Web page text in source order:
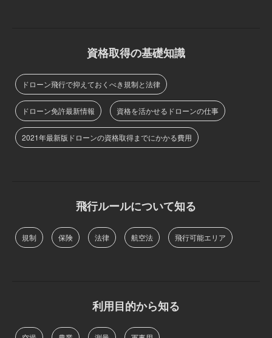
資格取得の基礎知識
ドローン飛行で抑えておくべき規制と法律
ドローン免許最新情報 資格を活かせるドローンの仕事
2021年最新版ドローンの資格取得までにかかる費用
飛行ルールについて知る
規制 保険 法律 航空法 飛行可能エリア
利用目的から知る